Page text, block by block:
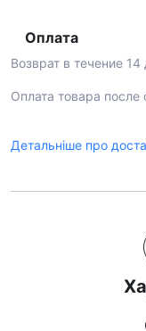
Оплата
Возврат в течение 14
Оплата товара после
Детальніше про